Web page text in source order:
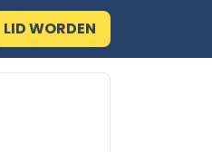
LID WORDEN